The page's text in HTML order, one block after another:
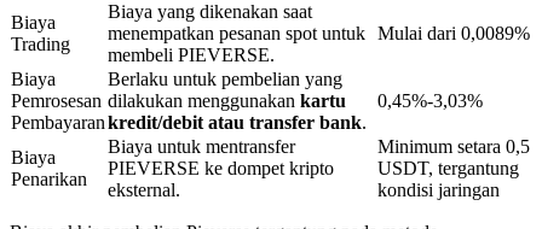
Pinjaman
Layanan pinjaman yang didukung Crypto
Biaya
Trading
Biaya yang dikenakan saat
menempatkan pesanan spot untuk
membeli PIEVERSE.
Mulai dari 0,0089%
Biaya
Pemrosesan
Pembayaran
Berlaku untuk pembelian yang
dilakukan menggunakan kartu
kredit/debit atau transfer bank.
0,45%-3,03%
Biaya
Penarikan
Biaya untuk mentransfer
PIEVERSE ke dompet kripto
eksternal.
Minimum setara 0,5
USDT, tergantung
kondisi jaringan